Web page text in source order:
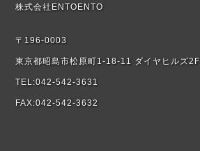
株式会社ENTOENTO
〒196-0003
東京都昭島市松原町1-18-11 ダイヤヒルズ2F
TEL:042-542-3631
FAX:042-542-3632